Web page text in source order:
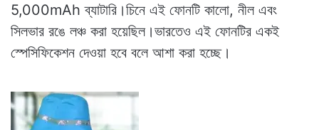
5,000mAh ব্যাটারি।চিনে এই ফোনটি কালো, নীল এবং
সিলভার রঙে লঞ্চ করা হয়েছিল।ভারতেও এই ফোনটির একই
স্পেসিফিকেশন দেওয়া হবে বলে আশা করা হচ্ছে।